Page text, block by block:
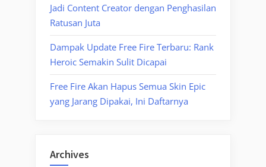
Jadi Content Creator dengan Penghasilan
Ratusan Juta
Dampak Update Free Fire Terbaru: Rank
Heroic Semakin Sulit Dicapai
Free Fire Akan Hapus Semua Skin Epic
yang Jarang Dipakai, Ini Daftarnya
Archives